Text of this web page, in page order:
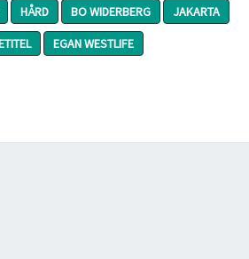
HÅRD BO WIDERBERG
JAKARTA
EGAN WESTLIFE